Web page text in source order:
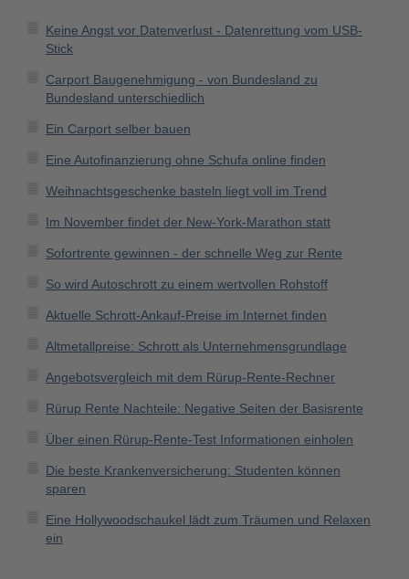
Keine Angst vor Datenverlust - Datenrettung vom USB-
Stick
Carport Baugenehmigung - von Bundesland zu
Bundesland unterschiedlich
Ein Carport selber bauen
Eine Autofinanzierung ohne Schufa online finden
Weihnachtsgeschenke basteln liegt voll im Trend
Im November findet der New-York-Marathon statt
Sofortrente gewinnen - der schnelle Weg zur Rente
So wird Autoschrott zu einem wertvollen Rohstoff
Aktuelle Schrott-Ankauf-Preise im Internet finden
Altmetallpreise: Schrott als Unternehmensgrundlage
Angebotsvergleich mit dem Rürup-Rente-Rechner
Rürup Rente Nachteile: Negative Seiten der Basisrente
Über einen Rürup-Rente-Test Informationen einholen
Die beste Krankenversicherung: Studenten können
sparen
Eine Hollywoodschaukel lädt zum Träumen und Relaxen
ein